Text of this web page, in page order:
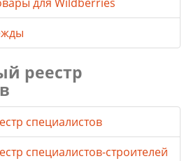
реестр
специалистов
специалистов-строителей